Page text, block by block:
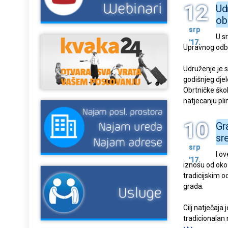
12
srp
'17.
U
Upravnog
Udruženje je
godišnjeg
Obrtničke
natjecanju
10
srp
'17.
I
iznosu od
tradicijskim
grada.
Cilj natječaja
tradicionalan